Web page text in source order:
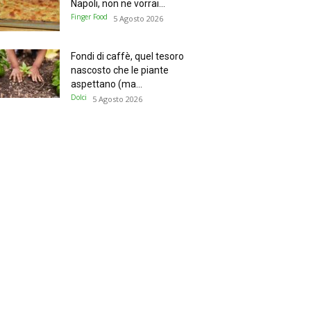
Napoli, non ne vorrai...
Finger Food 5 Agosto 2026
Fondi di caffè, quel tesoro
nascosto che le piante
aspettano (ma...
Dolci 5 Agosto 2026